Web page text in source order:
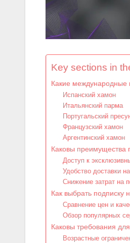
Key sections in
Какие международные
Испанский хамон
Итальянский парма
Португальский
Французский хамон
Аргентинский хамон
Каковы преимущества
Доступ к
Удобство доставки
Снижение затрат на
Как выбрать подписку
Сравнение цен и
Обзор популярных
Каковы требования
Возрастные